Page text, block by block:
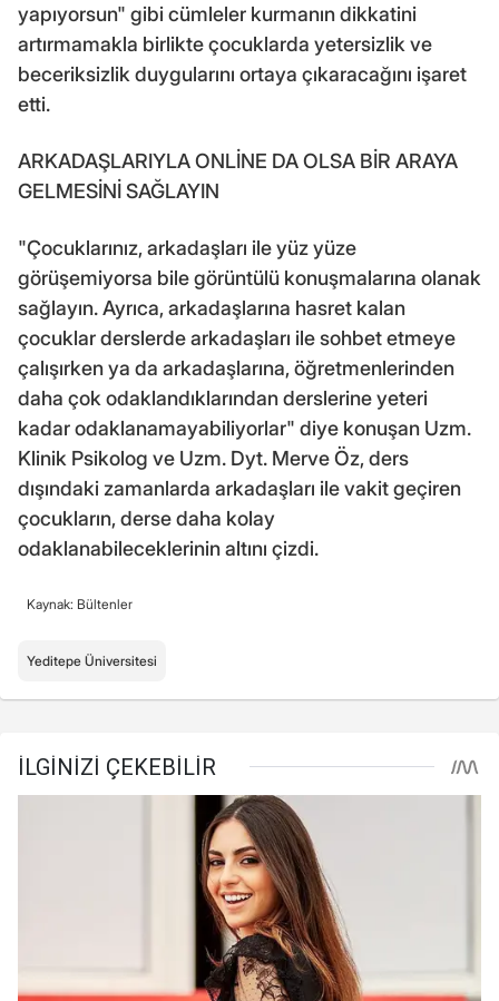
yapıyorsun" gibi cümleler kurmanın dikkatini
artırmamakla birlikte çocuklarda yetersizlik ve
beceriksizlik duygularını ortaya çıkaracağını işaret
etti.
ARKADAŞLARIYLA ONLİNE DA OLSA BİR ARAYA
GELMESİNİ SAĞLAYIN
"Çocuklarınız, arkadaşları ile yüz yüze
görüşemiyorsa bile görüntülü konuşmalarına olanak
sağlayın. Ayrıca, arkadaşlarına hasret kalan
çocuklar derslerde arkadaşları ile sohbet etmeye
çalışırken ya da arkadaşlarına, öğretmenlerinden
daha çok odaklandıklarından derslerine yeteri
kadar odaklanamayabiliyorlar" diye konuşan Uzm.
Klinik Psikolog ve Uzm. Dyt. Merve Öz, ders
dışındaki zamanlarda arkadaşları ile vakit geçiren
çocukların, derse daha kolay
odaklanabileceklerinin altını çizdi.
Kaynak: Bültenler
Yeditepe Üniversitesi